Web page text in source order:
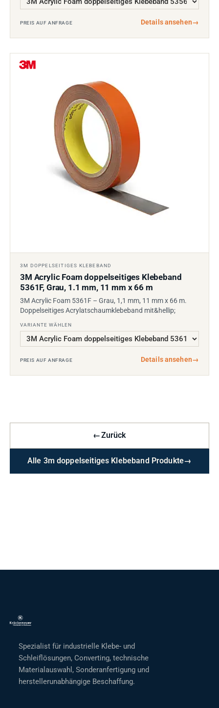
PREIS AUF ANFRAGE Details ansehen→
3M DOPPELSEITIGES KLEBEBAND
3M Acrylic Foam doppelseitiges Klebeband
5361F, Grau, 1.1 mm, 11 mm x 66 m
3M Acrylic Foam 5361F – Grau, 1,1 mm, 11 mm x 66 m.
Doppelseitiges Acrylatschaumklebeband mit&hellip;
VARIANTE WÄHLEN
PREIS AUF ANFRAGE Details ansehen→
←Zurück
Alle 3m doppelseitiges Klebeband Produkte→
Spezialist für industrielle Klebe- und
Schleiflösungen, Converting, technische
Materialauswahl, Sonderanfertigung und
herstellerunabhängige Beschaffung.